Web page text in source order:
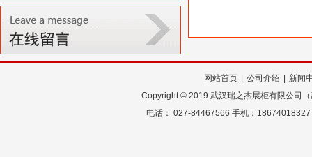
网站首页 公司介绍
新闻
Copyright© 2019 武汉瑞之杰展柜有限公司
电话： 027-84467566 手机：